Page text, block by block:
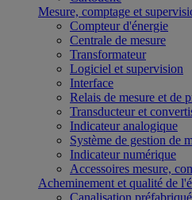
Mesure, comptage et
Compteur d'énergie
Centrale de mesure
Transformateur
Logiciel et supervision
Interface
Relais de mesure et de
Transducteur et
Indicateur analogique
Système de gestion de
Indicateur numérique
Accessoires mesure,
Acheminement et qualité de
Canalisation